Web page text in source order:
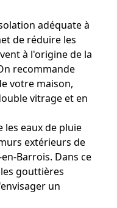
adéquate à
de réduire les
à l'origine de la
recommande
votre maison,
vitrage et en
les eaux de pluie
extérieurs de
Barrois. Dans ce
gouttières
un